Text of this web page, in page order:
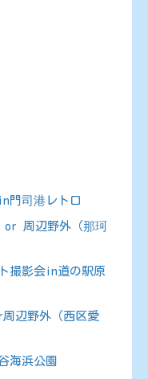
門司港レトロ
周辺野外（那珂
撮影会in道の駅原
辺野外（西区愛
海浜公園